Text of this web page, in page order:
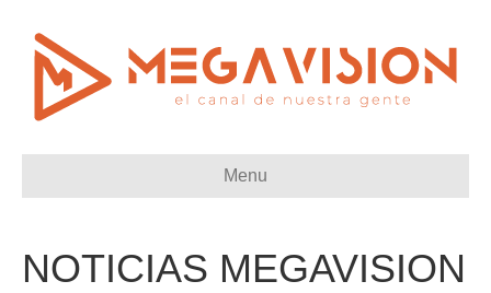
Menu
NOTICIAS MEGAVISION